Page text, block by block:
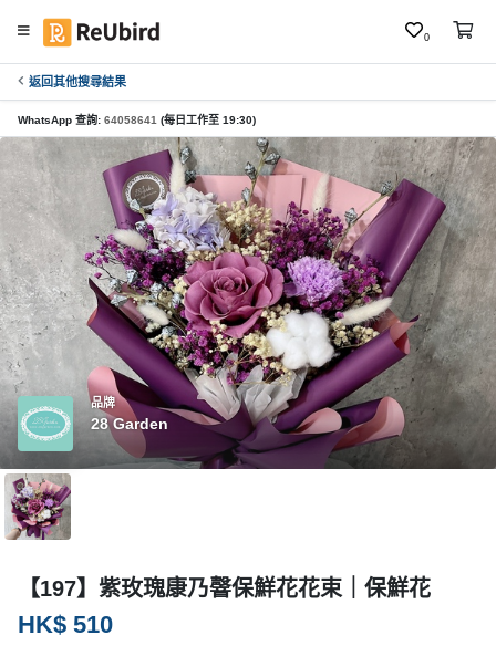
0
返回其他搜尋結果
WhatsApp 查詢: 64058641 (每日工作至 19:30)
繁
中
E
登
入
註
冊
服
務
及
產
品
品牌
28 Garden
【197】紫玫瑰康乃韾保鮮花花束｜保鮮花
HK$ 510